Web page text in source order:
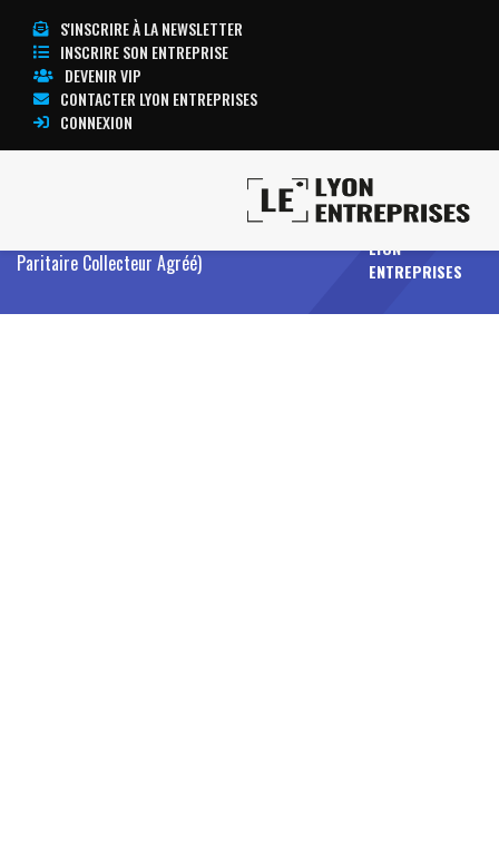
S'INSCRIRE À LA NEWSLETTER
INSCRIRE SON ENTREPRISE
DEVENIR VIP
CONTACTER LYON ENTREPRISES
CONNEXION
Formation professionnelle, innovation,
Paritaire Collecteur Agréé)
TOUTE
L’ACTUALITÉ
LYON
ENTREPRISES